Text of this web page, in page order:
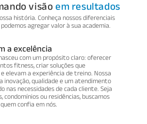
visãoem resultados
história. Conheça nossos diferenciais
agregar valor à sua academia.
a excelência
com um propósito claro: oferecer
fitness, criar soluções que
elevam a experiência de treino. Nossa
inovação, qualidade e um atendimento
nas necessidades de cada cliente. Seja
condomínios ou residências, buscamos
confia em nós.